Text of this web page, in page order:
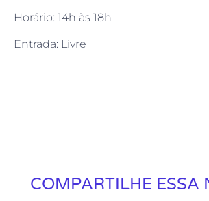
Horário: 14h às 18h
Entrada: Livre
COMPARTILHE ESSA